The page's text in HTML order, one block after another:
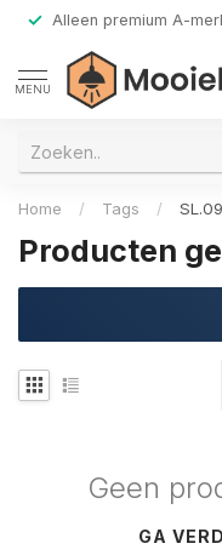
Alleen premium A-
MENU
Home / Tags /
Producten
Geen
GA